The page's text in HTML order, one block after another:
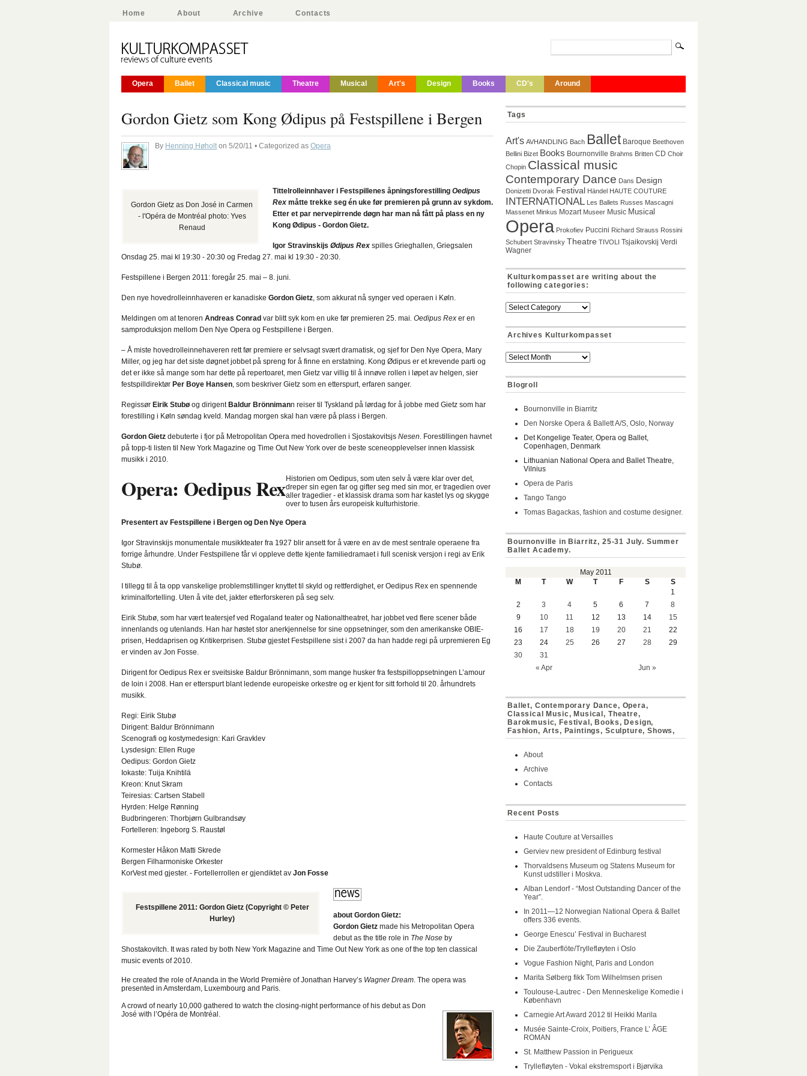
Home About Archive Contacts
Opera Ballet Classical music Theatre Musical Art's Design Books CD's Around
Gordon Gietz som Kong Ødipus på Festspillene i Bergen
By Henning Høholton 5/20/11 • Categorized as Opera
Gordon Gietz as Don José in Carmen
- l'Opéra de Montréal photo: Yves
Renaud
Tittelrolleinnhaver i Festspillenes åpningsforestilling Oedipus
Rex måtte trekke seg én uke før premieren på grunn av sykdom.
Etter et par nervepirrende døgn har man nå fått på plass en ny
Kong Ødipus - Gordon Gietz.
Igor Stravinskijs Ødipus Rex spilles Grieghallen, Griegsalen
Onsdag 25. mai kl 19:30 - 20:30 og Fredag 27. mai kl 19:30 - 20:30.
Festspillene i Bergen 2011: foregår 25. mai – 8. juni.
Den nye hovedrolleinnhaveren er kanadiske Gordon Gietz, som akkurat nå synger ved operaen i Køln.
Meldingen om at tenoren Andreas Conrad var blitt syk kom en uke før premieren 25. mai. Oedipus Rex er en
samproduksjon mellom Den Nye Opera og Festspillene i Bergen.
– Å miste hovedrolleinnehaveren rett før premiere er selvsagt svært dramatisk, og sjef for Den Nye Opera, Mary
Miller, og jeg har det siste døgnet jobbet på spreng for å finne en erstatning. Kong Ødipus er et krevende parti og
det er ikke så mange som har dette på repertoaret, men Gietz var villig til å innøve rollen i løpet av helgen, sier
festspilldirektør Per Boye Hansen, som beskriver Gietz som en etterspurt, erfaren sanger.
Regissør Eirik Stubø og dirigent Baldur Brönnimann reiser til Tyskland på lørdag for å jobbe med Gietz som har
forestilling i Køln søndag kveld. Mandag morgen skal han være på plass i Bergen.
Gordon Gietz debuterte i fjor på Metropolitan Opera med hovedrollen i Sjostakovitsjs Nesen. Forestillingen havnet
på topp-ti listen til New York Magazine og Time Out New York over de beste sceneopplevelser innen klassisk
musikk i 2010.
Opera: Oedipus RexHistorien om Oedipus, som uten selv å være klar over det,
dreper sin egen far og gifter seg med sin mor, er tragedien over
aller tragedier - et klassisk drama som har kastet lys og skygge
over to tusen års europeisk kulturhistorie.
Presentert av Festspillene i Bergen og Den Nye Opera
Igor Stravinskijs monumentale musikkteater fra 1927 blir ansett for å være en av de mest sentrale operaene fra
forrige århundre. Under Festspillene får vi oppleve dette kjente familiedramaet i full scenisk versjon i regi av Erik
Stubø.
I tillegg til å ta opp vanskelige problemstillinger knyttet til skyld og rettferdighet, er Oedipus Rex en spennende
kriminalfortelling. Uten å vite det, jakter etterforskeren på seg selv.
Eirik Stubø, som har vært teatersjef ved Rogaland teater og Nationaltheatret, har jobbet ved flere scener både
innenlands og utenlands. Han har høstet stor anerkjennelse for sine oppsetninger, som den amerikanske OBIE-
prisen, Heddaprisen og Kritikerprisen. Stubø gjestet Festspillene sist i 2007 da han hadde regi på urpremieren Eg
er vinden av Jon Fosse.
Dirigent for Oedipus Rex er sveitsiske Baldur Brönnimann, som mange husker fra festspilloppsetningen L’amour
de loin i 2008. Han er etterspurt blant ledende europeiske orkestre og er kjent for sitt forhold til 20. århundrets
musikk.
Regi: Eirik Stubø
Dirigent: Baldur Brönnimann
Scenografi og kostymedesign: Kari Gravklev
Lysdesign: Ellen Ruge
Oedipus: Gordon Gietz
Iokaste: Tuija Knihtilä
Kreon: Knut Skram
Teiresias: Cartsen Stabell
Hyrden: Helge Rønning
Budbringeren: Thorbjørn Gulbrandsøy
Fortelleren: Ingeborg S. Raustøl
Kormester Håkon Matti Skrede
Bergen Filharmoniske Orkester
KorVest med gjester. - Fortellerrollen er gjendiktet av Jon Fosse
Festspillene 2011: Gordon Gietz (Copyright © Peter
Hurley)
about Gordon Gietz:
Gordon Gietz made his Metropolitan Opera
debut as the title role in The Nose by
Shostakovitch. It was rated by both New York Magazine and Time Out New York as one of the top ten classical
music events of 2010.
He created the role of Ananda in the World Première of Jonathan Harvey’s Wagner Dream. The opera was
presented in Amsterdam, Luxembourg and Paris.
A crowd of nearly 10,000 gathered to watch the closing-night performance of his debut as Don
José with l’Opéra de Montréal.
Tags
Art's AVHANDLING Bach Ballet Baroque Beethoven
Bellini Bizet Books Bournonville Brahms Britten CD Choir
Chopin Classical music
Contemporary Dance Dans Design
Donizetti Dvorak Festival Händel HAUTE COUTURE
INTERNATIONAL Les Ballets Russes Mascagni
Massenet Minkus Mozart Museer Music Musical
Opera Prokofiev Puccini Richard Strauss Rossini
Schubert Stravinsky Theatre TIVOLI Tsjaikovskij Verdi
Wagner
Kulturkompasset are writing about the
following categories:
Archives Kulturkompasset
Blogroll
Bournonville in Biarritz
Den Norske Opera & Ballett A/S, Oslo, Norway
Det Kongelige Teater, Opera og Ballet,
Copenhagen, Denmark
Lithuanian National Opera and Ballet Theatre,
Vilnius
Opera de Paris
Tango Tango
Tomas Bagackas, fashion and costume designer.
Bournonville in Biarritz, 25-31 July. Summer
Ballet Academy.
May 2011
M
T W T F S S
« Apr Jun »
1
2
3 4 5 6 7
8
9
10 11 12 13 14
15
16
17 18 19 20 21
22
23
24 25 26 27 28
29
30
31
Ballet, Contemporary Dance, Opera,
Classical Music, Musical, Theatre,
Barokmusic, Festival, Books, Design,
Fashion, Arts, Paintings, Sculpture, Shows,
About
Archive
Contacts
Recent Posts
Haute Couture at Versailles
Gerviev new president of Edinburg festival
Thorvaldsens Museum og Statens Museum for
Kunst udstiller i Moskva.
Alban Lendorf - “Most Outstanding Dancer of the
Year”.
In 2011—12 Norwegian National Opera & Ballet
offers 336 events.
George Enescu’ Festival in Bucharest
Die Zauberflöte/Tryllefløyten i Oslo
Vogue Fashion Night, Paris and London
Marita Sølberg fikk Tom Wilhelmsen prisen
Toulouse-Lautrec - Den Menneskelige Komedie i
København
Carnegie Art Award 2012 til Heikki Marila
Musée Sainte-Croix, Poitiers, France L’ ÂGE
ROMAN
St. Matthew Passion in Perigueux
Tryllefløyten - Vokal ekstremsport i Bjørvika